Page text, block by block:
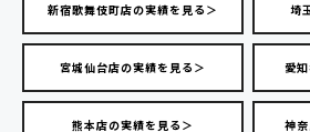
新宿歌舞伎町店の実績を見る＞ 埼
宮城仙台店の実績を見る＞ 愛
熊本店の実績を見る＞ 神